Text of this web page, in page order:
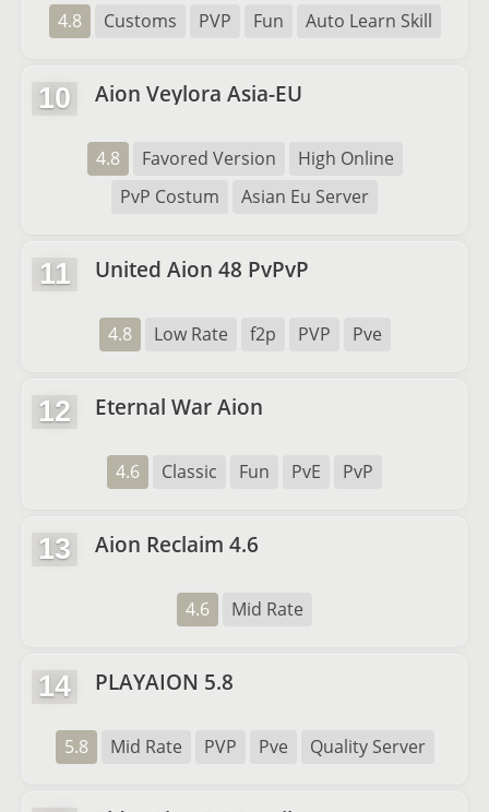
4.8 Customs PVP Fun Auto Learn Skill
10 Aion Veylora Asia-EU
4.8 Favored Version
High Online
PvP Costum
Asian Eu Server
11 United Aion 48 PvPvP
4.8 Low Rate f2p PVP Pve
12 Eternal War Aion
4.6 Classic Fun PvE PvP
13 Aion Reclaim 4.6
4.6 Mid Rate
14 PLAYAION 5.8
5.8 Mid Rate PVP Pve Quality Server